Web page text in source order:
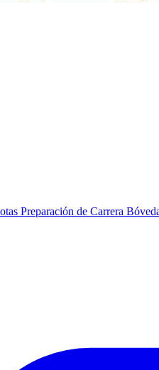
Preparación de Carrera